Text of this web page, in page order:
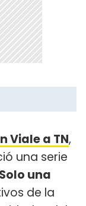
Viale a TN,
una serie
una
de la